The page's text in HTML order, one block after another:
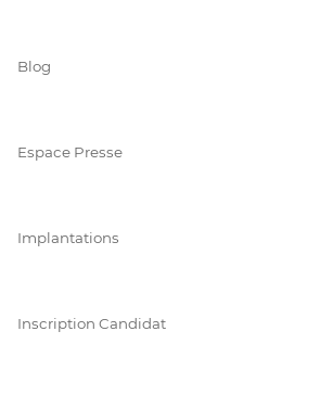
Blog
Espace Presse
Implantations
Inscription Candidat